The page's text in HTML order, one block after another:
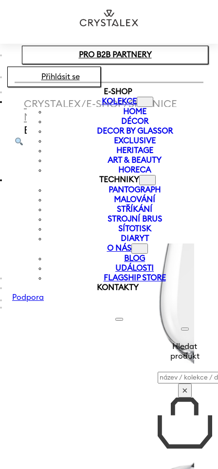
Přeskočit na zápatí
PRO B2B PARTNERY
Přihlásit se
E-SHOP
KOLEKCE
HOME
DÉCOR
DECOR BY GLASSOR
EXCLUSIVE
HERITAGE
ART & BEAUTY
HORECA
TECHNIKY
PANTOGRAPH
MALOVÁNÍ
STŘÍKÁNÍ
STROJNÍ BRUS
SÍTOTISK
DIARYT
O NÁS
BLOG
UDÁLOSTI
FLAGSHIP STORE
KONTAKTY
Podpora
Hledat
produkt
Vyhledávání
×
CRYSTALEX/ E-SHOP/SKLENICE
NA VÍNO
/SKLENICE NA
BÍLÉ VÍNO VIOLA 250 ML